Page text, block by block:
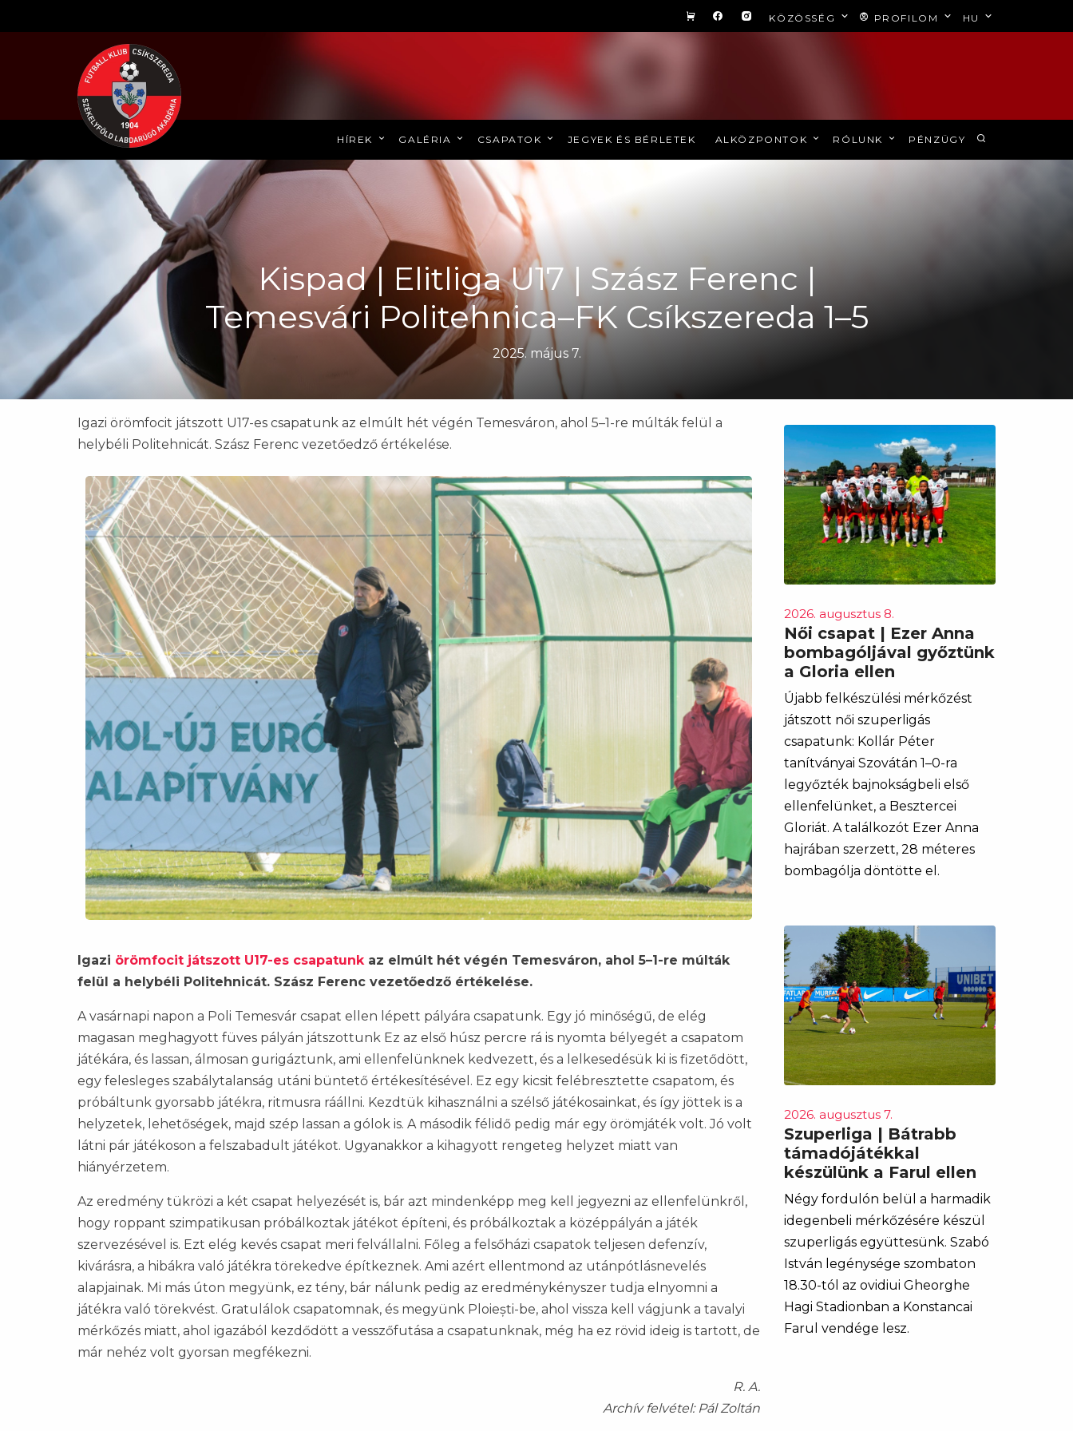
KÖZÖSSÉG PROFILOM HU
HÍREK GALÉRIA CSAPATOK JEGYEK ÉS BÉRLETEK ALKÖZPONTOK RÓLUNK PÉNZÜGY
Kispad | Elitliga U17 | Szász Ferenc |
Temesvári Politehnica–FK Csíkszereda 1–5
2025. május 7.
Igazi örömfocit játszott U17-es csapatunk az elmúlt hét végén Temesváron, ahol 5–1-re múlták felül a
helybéli Politehnicát. Szász Ferenc vezetőedző értékelése.
Igazi örömfocit játszott U17-es csapatunkaz elmúlt hét végén Temesváron, ahol 5–1-re múlták
felül a helybéli Politehnicát. Szász Ferenc vezetőedző értékelése.
A vasárnapi napon a Poli Temesvár csapat ellen lépett pályára csapatunk. Egy jó minőségű, de elég
magasan meghagyott füves pályán játszottunk Ez az első húsz percre rá is nyomta bélyegét a csapatom
játékára, és lassan, álmosan gurigáztunk, ami ellenfelünknek kedvezett, és a lelkesedésük ki is fizetődött,
egy felesleges szabálytalanság utáni büntető értékesítésével. Ez egy kicsit felébresztette csapatom, és
próbáltunk gyorsabb játékra, ritmusra ráállni. Kezdtük kihasználni a szélső játékosainkat, és így jöttek is a
helyzetek, lehetőségek, majd szép lassan a gólok is. A második félidő pedig már egy örömjáték volt. Jó volt
látni pár játékoson a felszabadult játékot. Ugyanakkor a kihagyott rengeteg helyzet miatt van
hiányérzetem.
Az eredmény tükrözi a két csapat helyezését is, bár azt mindenképp meg kell jegyezni az ellenfelünkről,
hogy roppant szimpatikusan próbálkoztak játékot építeni, és próbálkoztak a középpályán a játék
szervezésével is. Ezt elég kevés csapat meri felvállalni. Főleg a felsőházi csapatok teljesen defenzív,
kivárásra, a hibákra való játékra törekedve építkeznek. Ami azért ellentmond az utánpótlásnevelés
alapjainak. Mi más úton megyünk, ez tény, bár nálunk pedig az eredménykényszer tudja elnyomni a
játékra való törekvést. Gratulálok csapatomnak, és megyünk Ploiești-be, ahol vissza kell vágjunk a tavalyi
mérkőzés miatt, ahol igazából kezdődött a vesszőfutása a csapatunknak, még ha ez rövid ideig is tartott, de
már nehéz volt gyorsan megfékezni.
R. A.
Archív felvétel: Pál Zoltán
2026. augusztus 8.
Női csapat | Ezer Anna
bombagóljával győztünk
a Gloria ellen
Újabb felkészülési mérkőzést
játszott női szuperligás
csapatunk: Kollár Péter
tanítványai Szovátán 1–0-ra
legyőzték bajnokságbeli első
ellenfelünket, a Besztercei
Gloriát. A találkozót Ezer Anna
hajrában szerzett, 28 méteres
bombagólja döntötte el.
2026. augusztus 7.
Szuperliga | Bátrabb
támadójátékkal
készülünk a Farul ellen
Négy fordulón belül a harmadik
idegenbeli mérkőzésére készül
szuperligás együttesünk. Szabó
István legénysége szombaton
18.30-tól az ovidiui Gheorghe
Hagi Stadionban a Konstancai
Farul vendége lesz.